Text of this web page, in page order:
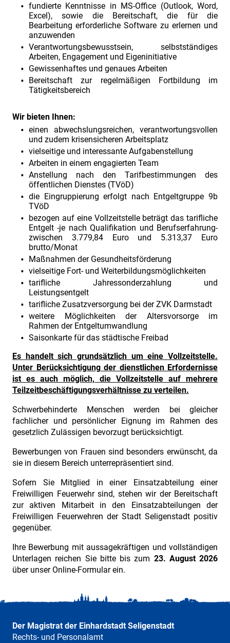
fundierte Kenntnisse in MS-Office (Outlook, Word,
Excel), sowie die Bereitschaft, die für die
Bearbeitung erforderliche Software zu erlernen und
anzuwenden
Verantwortungsbewusstsein, selbstständiges
Arbeiten, Engagement und Eigeninitiative
Gewissenhaftes und genaues Arbeiten
Bereitschaft zur regelmäßigen Fortbildung im
Tätigkeitsbereich
Wir bieten Ihnen:
einen abwechslungsreichen, verantwortungsvollen
und zudem krisensicheren Arbeitsplatz
vielseitige und interessante Aufgabenstellung
Arbeiten in einem engagierten Team
Anstellung nach den Tarifbestimmungen des
öffentlichen Dienstes (TVöD)
die Eingruppierung erfolgt nach Entgeltgruppe 9b
TVöD
bezogen auf eine Vollzeitstelle beträgt das tarifliche
Entgelt -je nach Qualifikation und Berufserfahrung-
zwischen 3.779,84 Euro und 5.313,37 Euro
brutto/Monat
Maßnahmen der Gesundheitsförderung
vielseitige Fort- und Weiterbildungsmöglichkeiten
tarifliche Jahressonderzahlung und
Leistungsentgelt
tarifliche Zusatzversorgung bei der ZVK Darmstadt
weitere Möglichkeiten der Altersvorsorge im
Rahmen der Entgeltumwandlung
Saisonkarte für das städtische Freibad
Es handelt sich grundsätzlich um eine Vollzeitstelle.
Unter Berücksichtigung der dienstlichen Erfordernisse
ist es auch möglich, die Vollzeitstelle auf mehrere
Teilzeitbeschäftigungsverhältnisse zu verteilen.
Schwerbehinderte Menschen werden bei gleicher
fachlicher und persönlicher Eignung im Rahmen des
gesetzlich Zulässigen bevorzugt berücksichtigt.
Bewerbungen von Frauen sind besonders erwünscht, da
sie in diesem Bereich unterrepräsentiert sind.
Sofern Sie Mitglied in einer Einsatzabteilung einer
Freiwilligen Feuerwehr sind, stehen wir der Bereitschaft
zur aktiven Mitarbeit in den Einsatzabteilungen der
Freiwilligen Feuerwehren der Stadt Seligenstadt positiv
gegenüber.
Ihre Bewerbung mit aussagekräftigen und vollständigen
Unterlagen reichen Sie bitte bis zum 23. August 2026
über unser Online-Formular ein.
Der Magistrat der Einhardstadt Seligenstadt
Rechts- und Personalamt